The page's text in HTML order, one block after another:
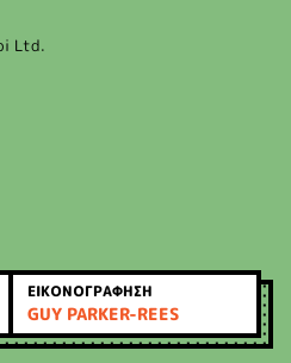
Ltd.
ΕΙΚΟΝΟΓΡΑΦΗΣΗ
GUY PARKER-REES